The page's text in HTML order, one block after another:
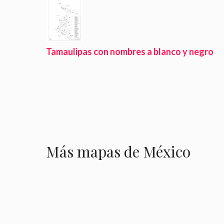
Tamaulipas con nombres a blanco y negro
Más mapas de México